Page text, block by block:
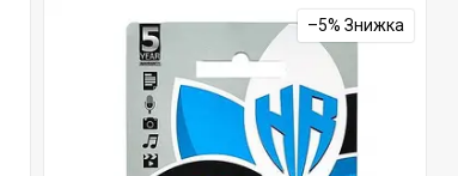
–5%